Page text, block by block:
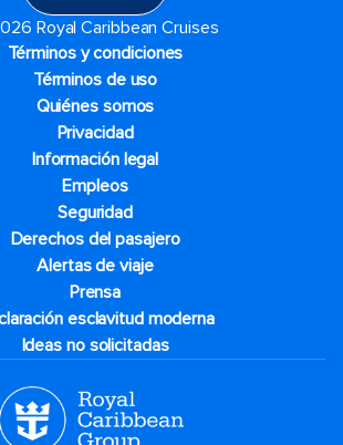
Royal Caribbean Cruises
Términos y condiciones
Términos de uso
Quiénes somos
Privacidad
Información legal
Empleos
Seguridad
Derechos del pasajero
Alertas de viaje
Prensa
esclavitud moderna
Ideas no solicitadas